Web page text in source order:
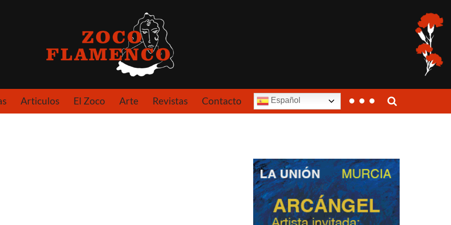
Articulos El Zoco Arte Revistas Contacto Español